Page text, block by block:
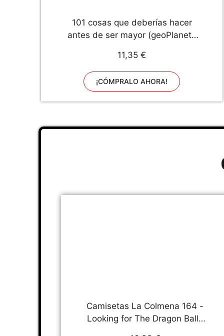
101 cosas que deberías hacer
antes de ser mayor (geoPlaneta
11,35 €
¡CÓMPRALO AHORA!
Camisetas La Colmena 164 -
Looking for The Dragon Balls